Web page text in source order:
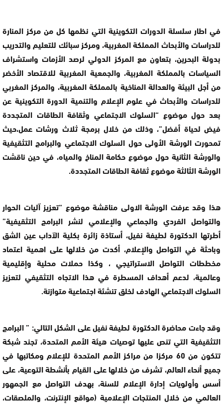
في اطار سلسلة الدورات التكوينية التي نظمها كل من مركز المنارة
للدراسات والأبحاث المملكة المغربية، ومركز سبائك للتعليم والتدريب
بدولة البحرين، بتعاون مع المركز الدولي لرصد الأزمات واستشراف
السياسات بالمملكة المغربية، والجمعية المغربية للاقتصاد الأخضر
من أجل البيئة والعدالة المناخية بالمملكة المغربية، والمركز المغربي
للدراسات والأبحاث في علوم الإعلام والتنمية الدورة التكوينية عن
بعد حول موضوع “السلوك الاجتماعي وثقافة الطاقات المتجددة
فيض لحياة أفضل”، وذلك من خلال برمجة ثلاث ورشات عمل،حيث
تمحورت الورشة الأولى حول السلوك الاجتماعي والبرامج التثقيفية
والورشة الثانية حول موضوع حكامة المناخ والمياه، في حين ناقشت
الورشة الثالثة موضوع ثقافة الطاقات المتجددة.
هذا وقد عرفت الورشة الاولى مناقشة موضوع “تعزيز آليات الحوار
والتواصل الفردي والجماعي والإعلامي لنشر البرامج التثقيفية”
أطرتها الدكتورة لطيفة نفيل، أستاذة زائرة بكلية الآداب عين الشق
وباحثة في التواصل والإعلام، أكدت من خلالها على اهمية اعتماد
مخططات التواصل الاستراتيجي ، وكذا ‏حملات محلية وإقليمية
وعالمية، لدعم أهداف المسطرة في هذا الاتجاه التثقيفي لتعزيز
السلوك الاجتماعي الهادف لخلق تنشئة اجتماعية متوازنة.
وقد جاءت محاضرة الدكتورة لطيفة نفيل على الشكل التالي: ” البرامج
التثقيفية التي تنص عليها توصيات هيئة الأمم المتحدة، تجند شبكة
تتكون من 60 مركزا من مراكز الأمم المتحدة ‏للإعلام ومكاتبها في
جميع أنحاء العالم‏‎، تشرف من خلالها على القيام بأنشطة التوعية، على
أسس وأولويات إدارة الإعلام للسنة، بهدف التواصل مع الجمهور
العالمي ‏من خلال المنتجات الإعلامية (مواقع الإنترنت، والملصقات،